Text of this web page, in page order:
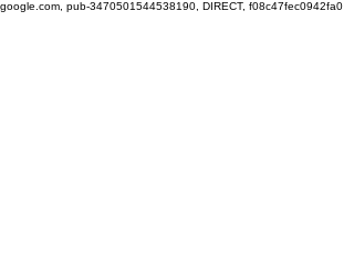
google.com, pub-3470501544538190, DIRECT, f08c47fec0942fa0